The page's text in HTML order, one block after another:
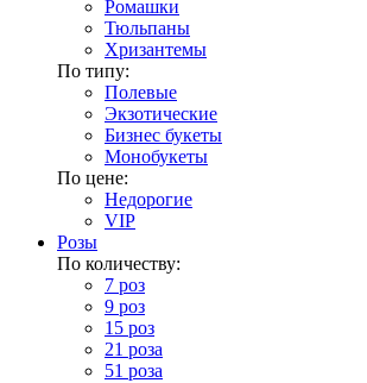
Ромашки
Тюльпаны
Хризантемы
По типу:
Полевые
Экзотические
Бизнес букеты
Монобукеты
По цене:
Недорогие
VIP
Розы
По количеству:
7 роз
9 роз
15 роз
21 роза
51 роза